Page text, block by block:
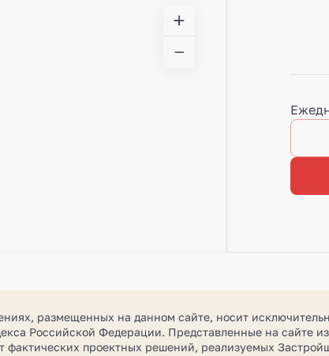
размещенных на данном сайте, носит
Российской Федерации. Представленные на сайте
фактических проектных решений, реализуемых